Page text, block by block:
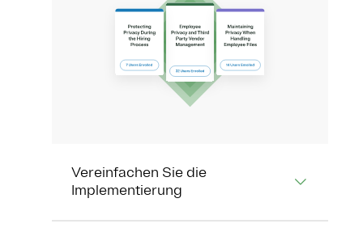
Vereinfachen Sie die
Implementierung